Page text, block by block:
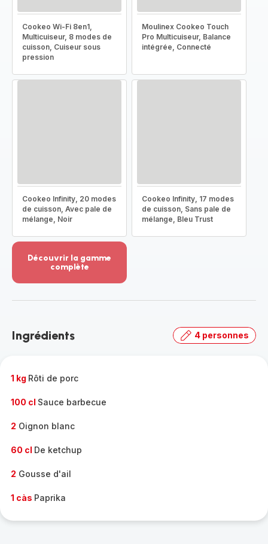
Cookeo Wi-Fi 8en1,
Multicuiseur, 8 modes de
cuisson, Cuiseur sous
pression
Moulinex Cookeo Touch
Pro Multicuiseur, Balance
intégrée, Connecté
Cookeo Infinity, 20 modes
de cuisson, Avec pale de
mélange, Noir
Cookeo Infinity, 17 modes
de cuisson, Sans pale de
mélange, Bleu Trust
Découvrir la gamme
complète
-
gamme
Ingrédients 4 personnes
1 kg Rôti de porc
100 cl Sauce barbecue
2 Oignon blanc
60 cl De ketchup
2 Gousse d'ail
1 càs Paprika